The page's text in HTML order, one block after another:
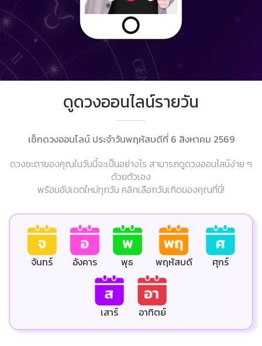
ดูดวงออนไลน์รายวัน
เช็กดวงออนไลน์ ประจำวันพฤหัสบดีที่ 6 สิงหาคม 2569
ดวงชะตาของคุณในวันนี้จะเป็นอย่างไร สามารถดูดวงออนไลน์ง่าย ๆ
ด้วยตัวเอง
พร้อมอัปเดตใหม่ทุกวัน คลิกเลือกวันเกิดของคุณที่นี่!
จันทร์ อังคาร พุธ พฤหัสบดี ศุกร์
เสาร์ อาทิตย์